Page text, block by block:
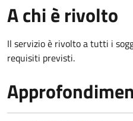
A chi è rivolto
Il servizio è rivolto a tutti i
requisiti previsti.